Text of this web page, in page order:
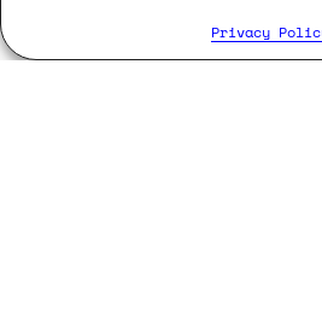
Privacy